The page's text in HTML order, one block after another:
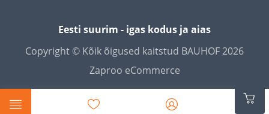
Eesti suurim - igas kodus ja aias
Copyright © Kõik õigused kaitstud BAUHOF 2026
Zaproo eCommerce